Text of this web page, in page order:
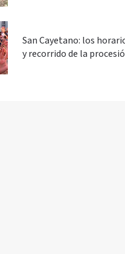
San Cayetano: los
y recorrido de la